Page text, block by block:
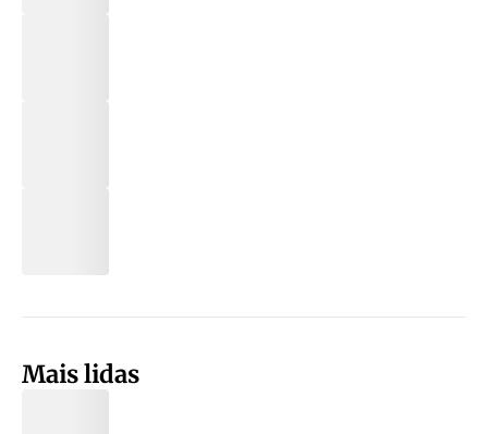
Mais lidas